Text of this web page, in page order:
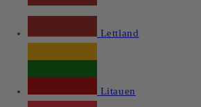
Lettland
Litauen